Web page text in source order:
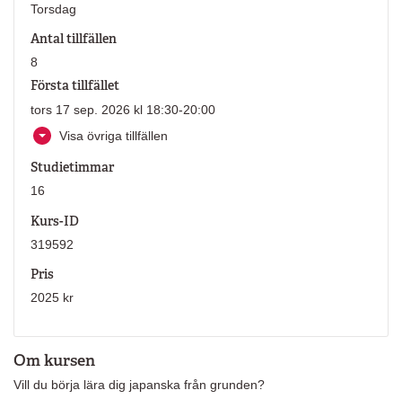
Om kursen
Vill du börja lära dig japanska från grunden?
Torsdag
Antal tillfällen
8
Första tillfället
tors 17 sep. 2026 kl 18:30-20:00
Visa övriga tillfällen
Studietimmar
16
Kurs-ID
319592
Pris
2025 kr